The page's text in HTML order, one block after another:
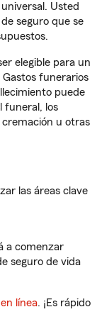
Usted
seguro que se
elegible para un
Gastos funerarios
puede
funeral, los
u otras
las áreas clave
a comenzar
seguro de vida
línea. ¡Es rápido